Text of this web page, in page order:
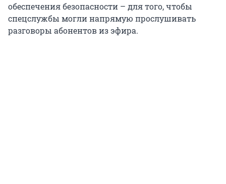
обеспечения безопасности – для того, чтобы
спецслужбы могли напрямую прослушивать
разговоры абонентов из эфира.